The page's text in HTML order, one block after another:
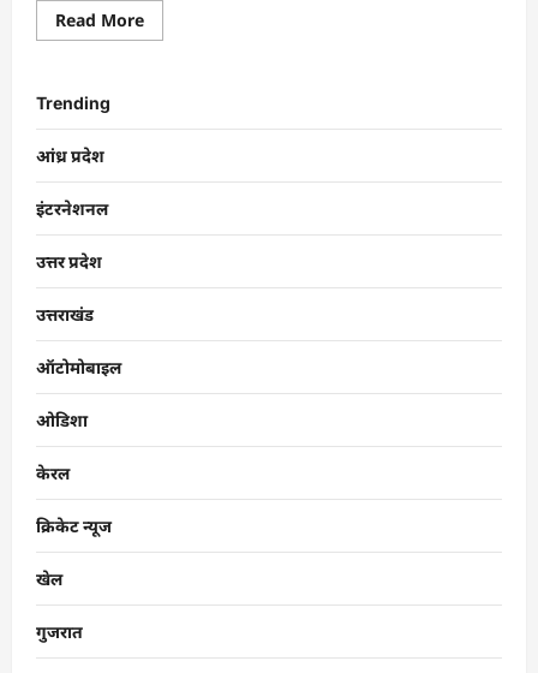
Read More
Trending
आंध्र प्रदेश
इंटरनेशनल
उत्तर प्रदेश
उत्तराखंड
ऑटोमोबाइल
ओडिशा
केरल
क्रिकेट न्यूज
खेल
गुजरात